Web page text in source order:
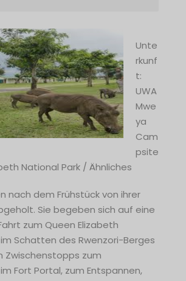
Unte
rkunf
t:
UWA
Mwe
ya
Cam
psite
National Park / Ähnliches
nach dem Frühstück von ihrer
Sie begeben sich auf eine
zum Queen Elizabeth
Schatten des Rwenzori-Berges
Zwischenstopps zum
Fort Portal, zum Entspannen,